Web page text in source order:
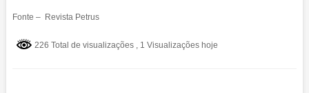
Fonte – Revista Petrus
226 Total de visualizações , 1 Visualizações hoje